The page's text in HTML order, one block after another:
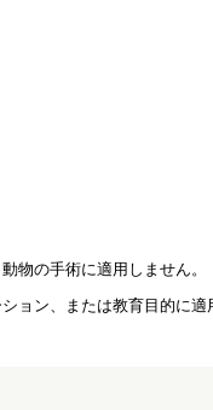
物の手術に適用しません。
ョン、または教育目的に適